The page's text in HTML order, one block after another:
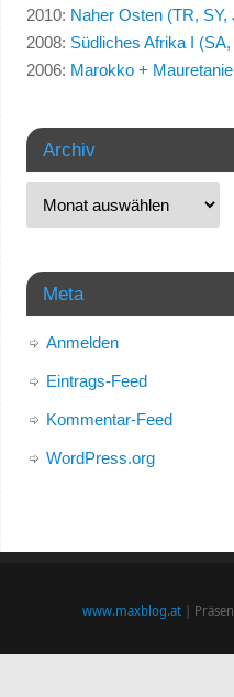
2010: Naher Osten (TR, SY,
2008: Südliches Afrika I
2006: Marokko +
Archiv
Meta
Anmelden
Eintrags-Feed
Kommentar-Feed
WordPress.org
www.maxblog.at|